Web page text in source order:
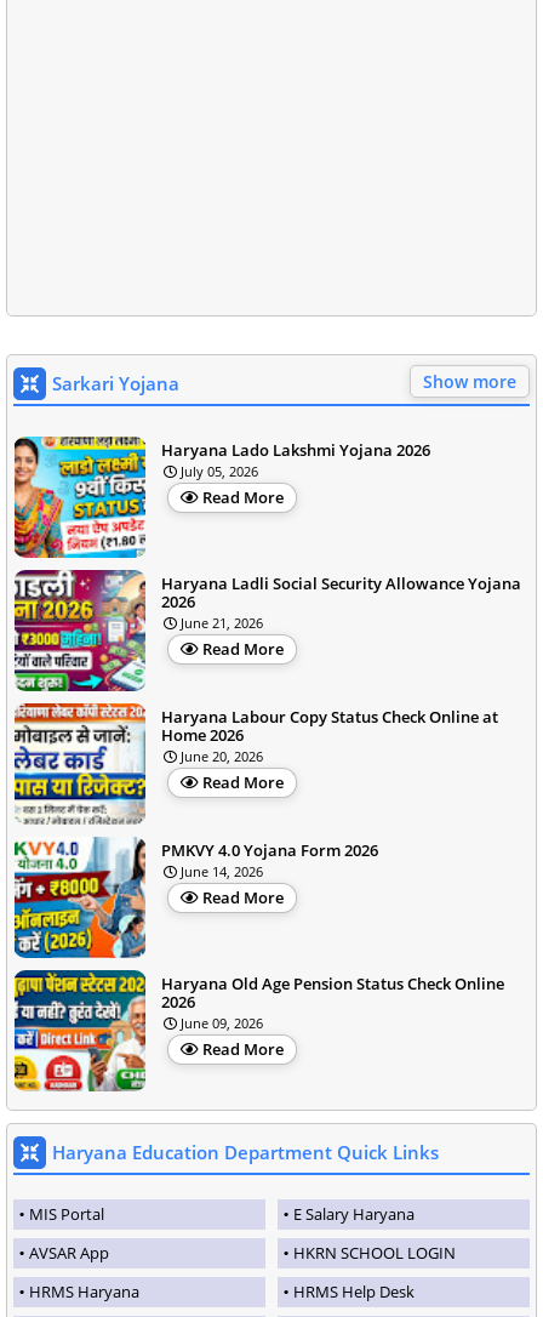
Sarkari Yojana Show more
Haryana Lado Lakshmi Yojana 2026
July 05, 2026
Read More
Haryana Ladli Social Security Allowance Yojana
2026
June 21, 2026
Read More
Haryana Labour Copy Status Check Online at
Home 2026
June 20, 2026
Read More
PMKVY 4.0 Yojana Form 2026
June 14, 2026
Read More
Haryana Old Age Pension Status Check Online
2026
June 09, 2026
Read More
Haryana Education Department Quick Links
MIS Portal
E Salary Haryana
AVSAR App
HKRN SCHOOL LOGIN
HRMS Haryana
HRMS Help Desk